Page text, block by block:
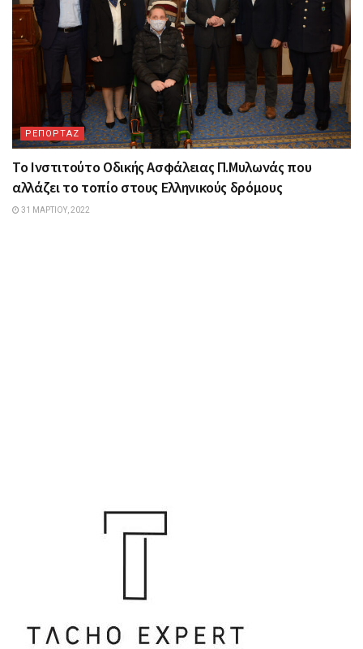
ΡΕΠΟΡΤΑΖ
Το Ινστιτούτο Οδικής Ασφάλειας Π.Μυλωνάς που
αλλάζει το τοπίο στους Ελληνικούς δρόμους
31 ΜΑΡΤΊΟΥ, 2022